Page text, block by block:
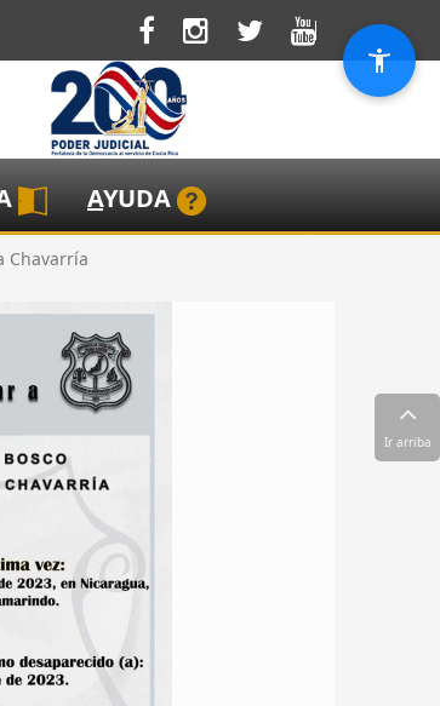
AYUDA
Chavarría
Ir arriba